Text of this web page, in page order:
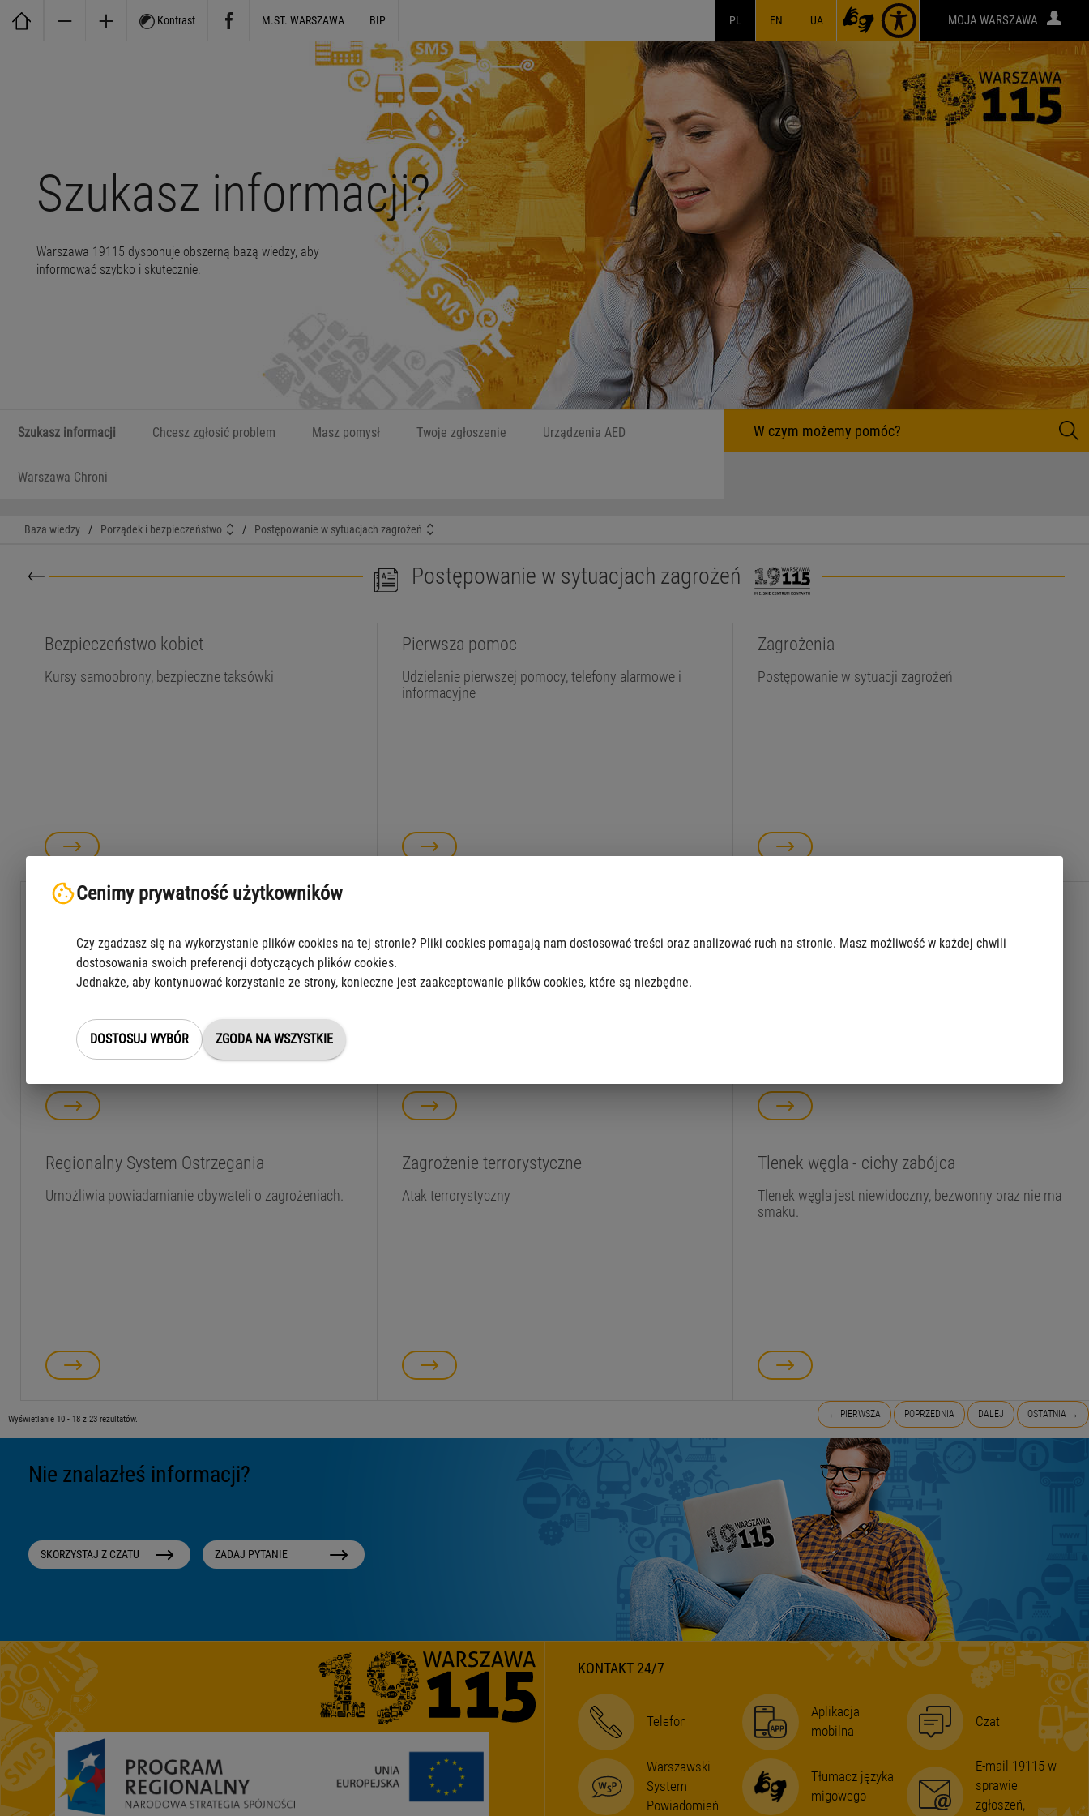
Kontrast M.ST. WARSZAWA BIP PL EN UA MOJA WARSZAWA
Szukasz informacji?
Warszawa 19115 dysponuje obszerną bazą wiedzy, aby
informować szybko i skutecznie.
Szukasz informacji Chcesz zgłosić problem Masz pomysł Twoje zgłoszenie Urządzenia AED
Warszawa Chroni
Baza wiedzy / Porządek i bezpieczeństwo / Postępowanie w sytuacjach zagrożeń
Postępowanie w sytuacjach zagrożeń
Bezpieczeństwo kobiet
Kursy samoobrony, bezpieczne taksówki
Pierwsza pomoc
Udzielanie pierwszej pomocy, telefony alarmowe i
informacyjne
Zagrożenia
Postępowanie w sytuacji zagrożeń
O programie "Warszawa chroni"
Program "Warszawa chroni" obejmuje pakiet działań
oraz inwestycji w ochronę ludności cywilnej w
sytuacjach kryzysowych i adaptacji miasta do
zagrożeń.
Państwowa Straż Pożarna udostępnia narzędzie
„Gdzie się ukryć”, które pomaga szybko znaleźć
Regionalny System Ostrzegania
Umożliwia powiadamianie obywateli o zagrożeniach.
Zagrożenie terrorystyczne
Atak terrorystyczny
Tlenek węgla - cichy zabójca
Tlenek węgla jest niewidoczny, bezwonny oraz nie ma
smaku.
Wyświetlanie 10 - 18 z 23 rezultatów. ← PIERWSZA POPRZEDNIA DALEJ OSTATNIA →
Nie znalazłeś informacji?
SKORZYSTAJ Z CZATU ZADAJ PYTANIE
KONTAKT 24/7
Telefon
Aplikacja
mobilna
Czat
Warszawski
System
Powiadomień
Tłumacz języka
migowego
E-mail 19115 w
sprawie
zgłoszeń,
Cenimy prywatność użytkowników
Czy zgadzasz się na wykorzystanie plików cookies na tej stronie? Pliki cookies pomagają nam dostosować treści oraz analizować ruch na stronie. Masz możliwość w każdej chwili
dostosowania swoich preferencji dotyczących plików cookies.
Jednakże, aby kontynuować korzystanie ze strony, konieczne jest zaakceptowanie plików cookies, które są niezbędne.
DOSTOSUJ WYBÓR ZGODA NA WSZYSTKIE